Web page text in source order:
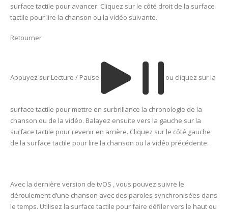
surface tactile pour avancer. Cliquez sur le côté droit de la surface
tactile pour lire la chanson ou la vidéo suivante.
Retourner
Appuyez sur Lecture / Pause ou cliquez sur la
surface tactile pour mettre en surbrillance la chronologie de la
chanson ou de la vidéo. Balayez ensuite vers la gauche sur la
surface tactile pour revenir en arrière. Cliquez sur le côté gauche
de la surface tactile pour lire la chanson ou la vidéo précédente.
Avec la dernière version de tvOS , vous pouvez suivre le
déroulement d’une chanson avec des paroles synchronisées dans
le temps. Utilisez la surface tactile pour faire défiler vers le haut ou